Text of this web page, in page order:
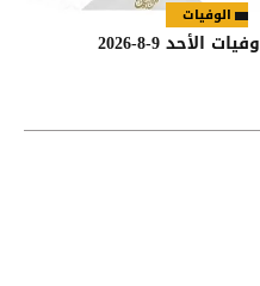
الوفيات
وفيات الأحد 9-8-2026